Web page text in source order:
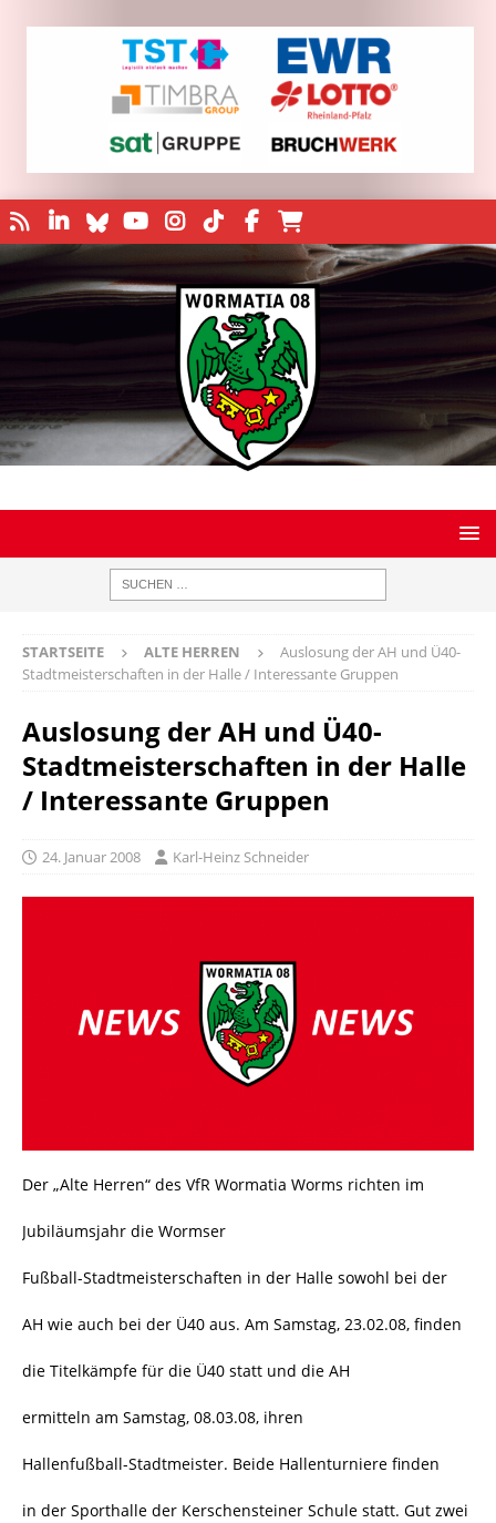
STARTSEITE ALTE HERREN
Auslosung der AH und Ü40-
Stadtmeisterschaften in der Halle / Interessante Gruppen
Auslosung der AH und Ü40-
Stadtmeisterschaften in der Halle
/ Interessante Gruppen
24. Januar 2008 Karl-Heinz Schneider
Der „Alte Herren“ des VfR Wormatia Worms richten im
Jubiläumsjahr die Wormser
Fußball-Stadtmeisterschaften in der Halle sowohl bei der
AH wie auch bei der Ü40 aus. Am Samstag, 23.02.08, finden
die Titelkämpfe für die Ü40 statt und die AH
ermitteln am Samstag, 08.03.08, ihren
Hallenfußball-Stadtmeister. Beide Hallenturniere finden
in der Sporthalle der Kerschensteiner Schule statt. Gut zwei